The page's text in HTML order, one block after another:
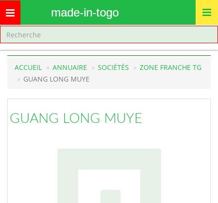
Toggle
navigation
made-in-togo
ACCUEIL ANNUAIRE SOCIÉTÉS
ZONE FRANCHE TG
GUANG LONG MUYE
GUANG LONG MUYE